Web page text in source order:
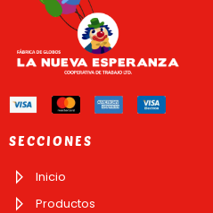
SECCIONES
Inicio
Productos